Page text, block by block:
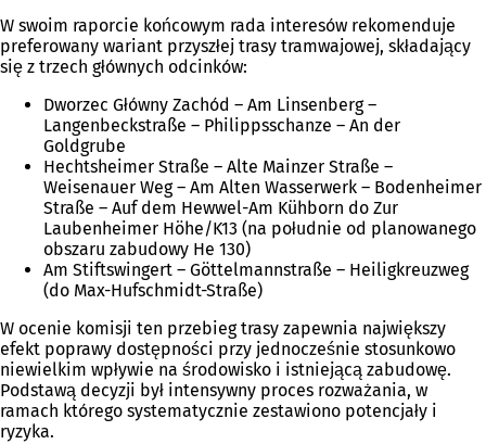
W swoim raporcie końcowym rada interesów rekomenduje
preferowany wariant przyszłej trasy tramwajowej, składający
się z trzech głównych odcinków:
Dworzec Główny Zachód – Am Linsenberg –
Langenbeckstraße – Philippsschanze – An der
Goldgrube
Hechtsheimer Straße – Alte Mainzer Straße –
Weisenauer Weg – Am Alten Wasserwerk – Bodenheimer
Straße – Auf dem Hewwel-Am Kühborn do Zur
Laubenheimer Höhe/K13 (na południe od planowanego
obszaru zabudowy He 130)
Am Stiftswingert – Göttelmannstraße – Heiligkreuzweg
(do Max-Hufschmidt-Straße)
W ocenie komisji ten przebieg trasy zapewnia największy
efekt poprawy dostępności przy jednocześnie stosunkowo
niewielkim wpływie na środowisko i istniejącą zabudowę.
Podstawą decyzji był intensywny proces rozważania, w
ramach którego systematycznie zestawiono potencjały i
ryzyka.